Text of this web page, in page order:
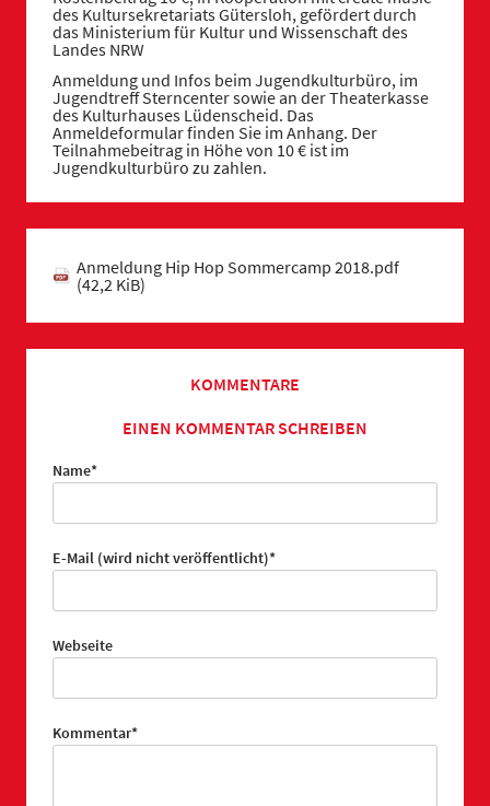
des Kultursekretariats Gütersloh, gefördert durch
das Ministerium für Kultur und Wissenschaft des
Landes NRW
Anmeldung und Infos beim Jugendkulturbüro, im
Jugendtreff Sterncenter sowie an der Theaterkasse
des Kulturhauses Lüdenscheid. Das
Anmeldeformular finden Sie im Anhang. Der
Teilnahmebeitrag in Höhe von 10 € ist im
Jugendkulturbüro zu zahlen.
Anmeldung Hip Hop Sommercamp 2018.pdf
(42,2 KiB)
KOMMENTARE
EINEN KOMMENTAR SCHREIBEN
Pflichtfeld
Name*
Pflichtfeld
E-Mail (wird nicht veröffentlicht)*
Webseite
Pflichtfeld
Kommentar*